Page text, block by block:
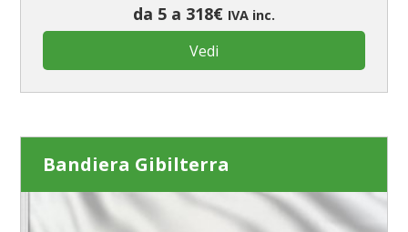
da 5 a 318€ IVA inc.
Vedi
Bandiera Gibilterra